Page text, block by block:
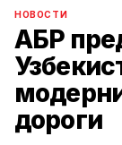
НОВОСТИ
АБР
дороги